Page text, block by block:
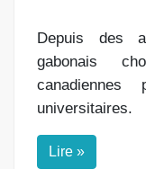
Depuis des
gabonais
universitaires.
Lire »